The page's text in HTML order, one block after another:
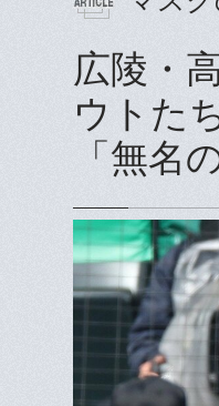
広陵・
ウトた
「無名